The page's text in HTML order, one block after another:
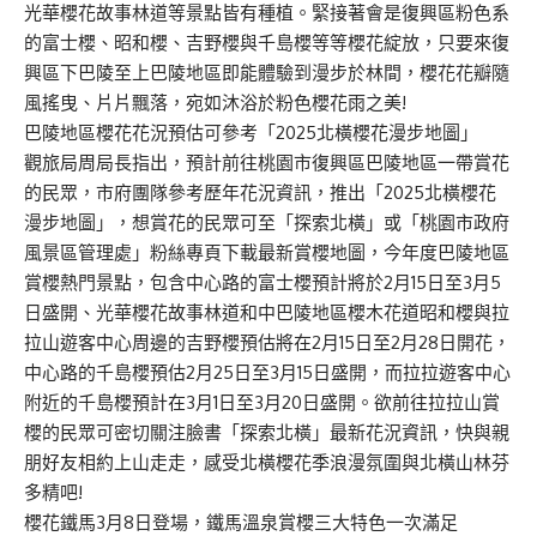
光華櫻花故事林道等景點皆有種植。緊接著會是復興區粉色系
的富士櫻、昭和櫻、吉野櫻與千島櫻等等櫻花綻放，只要來復
興區下巴陵至上巴陵地區即能體驗到漫步於林間，櫻花花瓣隨
風搖曳、片片飄落，宛如沐浴於粉色櫻花雨之美!
巴陵地區櫻花花況預估可參考「2025北橫櫻花漫步地圖」
觀旅局周局長指出，預計前往桃園市復興區巴陵地區一帶賞花
的民眾，市府團隊參考歷年花況資訊，推出「2025北橫櫻花
漫步地圖」，想賞花的民眾可至「探索北橫」或「桃園市政府
風景區管理處」粉絲專頁下載最新賞櫻地圖，今年度巴陵地區
賞櫻熱門景點，包含中心路的富士櫻預計將於2月15日至3月5
日盛開、光華櫻花故事林道和中巴陵地區櫻木花道昭和櫻與拉
拉山遊客中心周邊的吉野櫻預估將在2月15日至2月28日開花，
中心路的千島櫻預估2月25日至3月15日盛開，而拉拉遊客中心
附近的千島櫻預計在3月1日至3月20日盛開。欲前往拉拉山賞
櫻的民眾可密切關注臉書「探索北橫」最新花況資訊，快與親
朋好友相約上山走走，感受北橫櫻花季浪漫氛圍與北橫山林芬
多精吧!
櫻花鐵馬3月8日登場，鐵馬溫泉賞櫻三大特色一次滿足